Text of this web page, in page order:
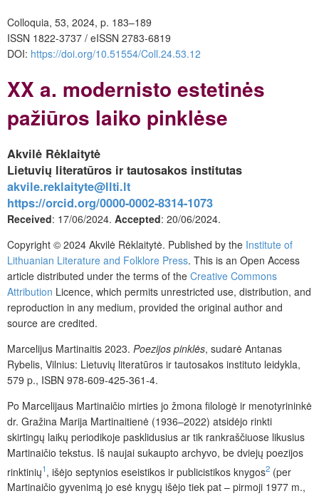
Colloquia, 53, 2024, p. 183–189
ISSN 1822-3737 / eISSN 2783-6819
DOI: https://doi.org/10.51554/Coll.24.53.12
XX a. modernisto estetinės
pažiūros laiko pinklėse
Akvilė Rėklaitytė
Lietuvių literatūros ir tautosakos institutas
akvile.reklaityte@llti.lt
https://orcid.org/0000-0002-8314-1073
Received: 17/06/2024. Accepted: 20/06/2024.
Copyright © 2024 Akvilė Rėklaitytė. Published by the Institute of
Lithuanian Literature and Folklore Press. This is an Open Access
article distributed under the terms of the Creative Commons
Attribution Licence, which permits unrestricted use, distribution, and
reproduction in any medium, provided the original author and
source are credited.
Marcelijus Martinaitis 2023. Poezijos pinklės, sudarė Antanas
Rybelis, Vilnius: Lietuvių literatūros ir tautosakos instituto leidykla,
579 p., ISBN 978-609-425-361-4.
Po Marcelijaus Martinaičio mirties jo žmona filologė ir menotyrininkė
dr. Gražina Marija Martinaitienė (1936–2022) atsidėjo rinkti
skirtingų laikų periodikoje pasklidusius ar tik rankraščiuose likusius
Martinaičio tekstus. Iš naujai sukaupto archyvo, be dviejų poezijos
rinktinių1, išėjo septynios eseistikos ir publicistikos knygos2 (per
Martinaičio gyvenimą jo esė knygų išėjo tiek pat – pirmoji 1977 m.,